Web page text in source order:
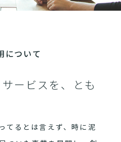
について
ービスを、とも
てるとは言えず、時に泥